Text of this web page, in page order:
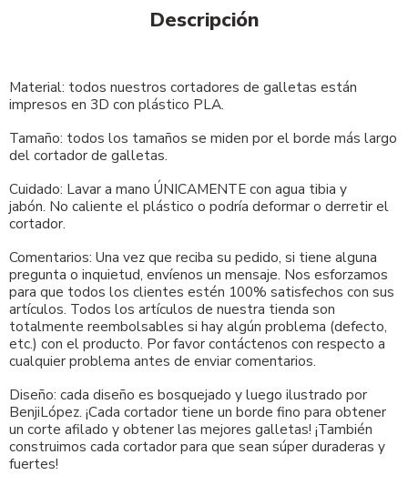
Descripción
Material: todos nuestros cortadores de galletas están
impresos en 3D con plástico PLA.
Tamaño: todos los tamaños se miden por el borde más largo
del cortador de galletas.
Cuidado: Lavar a mano ÚNICAMENTE con agua tibia y
jabón. No caliente el plástico o podría deformar o derretir el
cortador.
Comentarios: Una vez que reciba su pedido, si tiene alguna
pregunta o inquietud, envíenos un mensaje. Nos esforzamos
para que todos los clientes estén 100% satisfechos con sus
artículos. Todos los artículos de nuestra tienda son
totalmente reembolsables si hay algún problema (defecto,
etc.) con el producto. Por favor contáctenos con respecto a
cualquier problema antes de enviar comentarios.
Diseño: cada diseño es bosquejado y luego ilustrado por
BenjiLópez. ¡Cada cortador tiene un borde fino para obtener
un corte afilado y obtener las mejores galletas! ¡También
construimos cada cortador para que sean súper duraderas y
fuertes!